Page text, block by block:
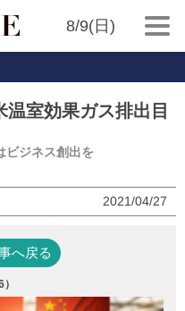
8/9(日)
温室効果ガス排出目
ビジネス創出を
2021/04/27
へ戻る